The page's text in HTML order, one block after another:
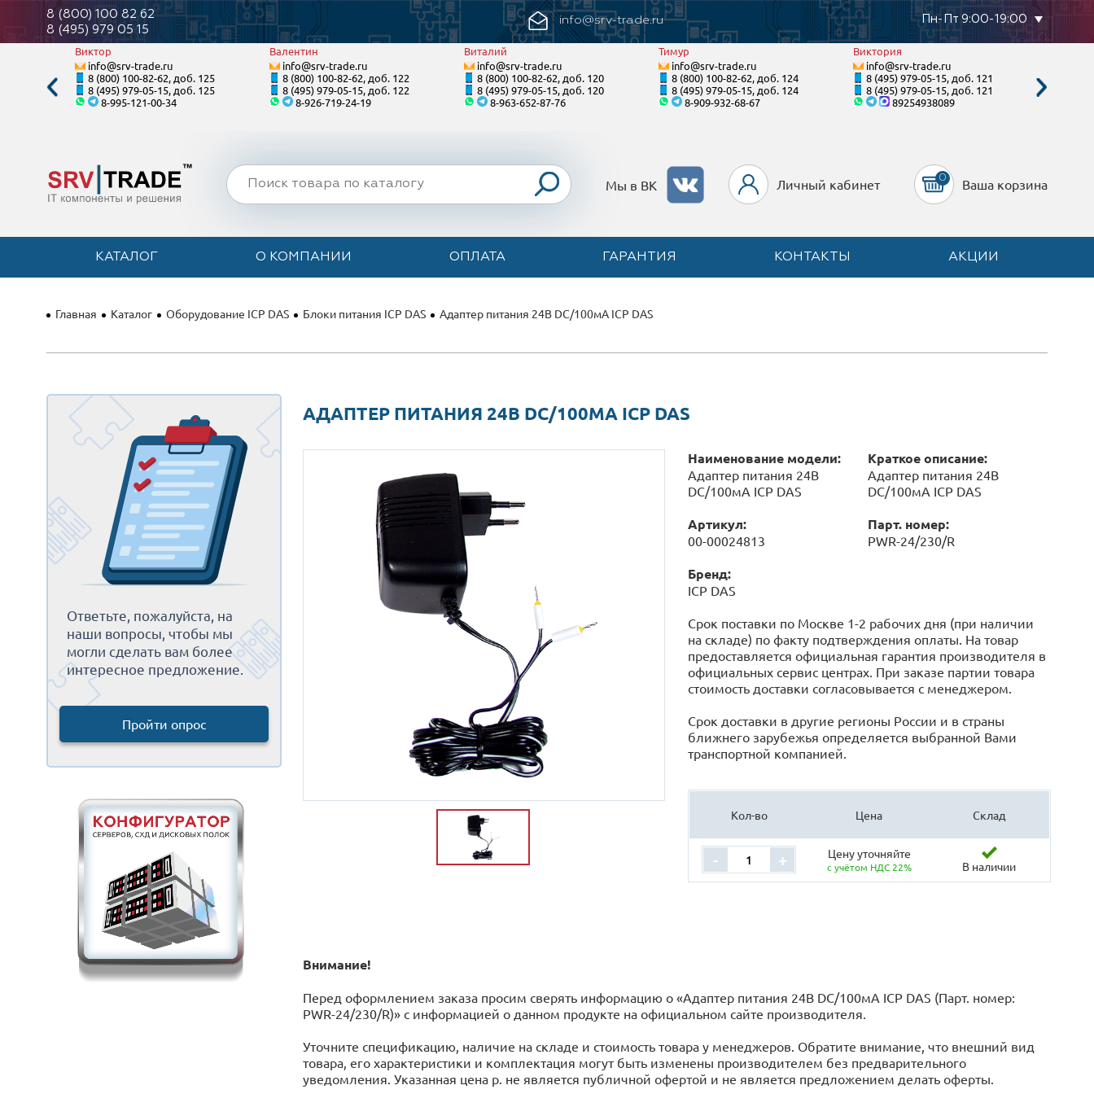
8 (800) 100 82 62
8 (495) 979 05 15
info@srv-trade.ru Пн-Пт 9:00-19:00
Виктор
info@srv-trade.ru
8 (800) 100-82-62, доб. 125
8 (495) 979-05-15, доб. 125
8-995-121-00-34
Валентин
info@srv-trade.ru
8 (800) 100-82-62, доб. 122
8 (495) 979-05-15, доб. 122
8-926-719-24-19
Виталий
info@srv-trade.ru
8 (800) 100-82-62, доб. 120
8 (495) 979-05-15, доб. 120
8-963-652-87-76
Тимур
info@srv-trade.ru
8 (800) 100-82-62, доб. 124
8 (495) 979-05-15, доб. 124
8-909-932-68-67
Виктория
info@srv-trade.ru
8 (495) 979-05-15, доб. 121
8 (495) 979-05-15, доб. 121
89254938089
КАТАЛОГ О КОМПАНИИ ОПЛАТА ГАРАНТИЯ КОНТАКТЫ АКЦИИ
Мы в ВК Личный кабинет 0 Ваша корзина
Главная Каталог Оборудование ICP DAS Блоки питания ICP DAS Адаптер питания 24В DC/100мА ICP DAS
Ответьте, пожалуйста, на
наши вопросы, чтобы мы
могли сделать вам более
интересное предложение.
Пройти опрос
АДАПТЕР ПИТАНИЯ 24В DC/100МА ICP DAS
Наименование модели:
Адаптер питания 24В
DC/100мА ICP DAS
Краткое описание:
Адаптер питания 24В
DC/100мА ICP DAS
Артикул:
00-00024813
Парт. номер:
PWR-24/230/R
Бренд:
ICP DAS
Срок поставки по Москве 1-2 рабочих дня (при наличии
на складе) по факту подтверждения оплаты. На товар
предоставляется официальная гарантия производителя в
официальных сервис центрах. При заказе партии товара
стоимость доставки согласовывается с менеджером.
Срок доставки в другие регионы России и в страны
ближнего зарубежья определяется выбранной Вами
транспортной компанией.
Кол-во Цена Склад
- + Цену уточняйте
с учётом НДС 22% В наличии
Внимание!
Перед оформлением заказа просим сверять информацию о «Адаптер питания 24В DC/100мА ICP DAS (Парт. номер:
PWR-24/230/R)» с информацией o данном продукте на официальном сайте производителя.
Уточните спецификацию, наличие на складе и стоимость товара у менеджеров. Обратите внимание, что внешний вид
товара, его характеристики и комплектация могут быть изменены производителем без предварительного
уведомления. Указанная цена р. не является публичной офертой и не является предложением делать оферты.